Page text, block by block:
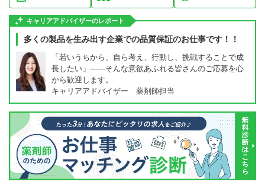
キャリアアドバイザーのレポート
多くの製品を生み出す企業での品質保証のお仕事です！！
「若いうちから、自ら考え、行動し、挑戦することで成
長したい」――そんな意欲あふれる皆さんのご応募を心
から歓迎します。
キャリアアドバイザー 薬剤師担当